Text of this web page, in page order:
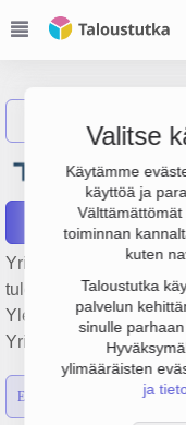
Valitse
Käytämme
käyttöä ja
toiminnan
kuten
Taloustutka
palvelun
sinulle
ylimääräisten
ja
Oy
Raportit
Yrityksen Oy
tulos -334 000 € ja
Yleistukkukauppa,
Yrityksen yhtiömuoto
Emon luvut Konsernin luvut